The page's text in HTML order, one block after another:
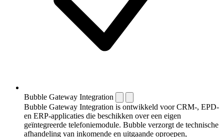
Bubble Gateway Integration
Bubble Gateway Integration is ontwikkeld voor CRM-, EPD-
en ERP-applicaties die beschikken over een eigen
geïntegreerde telefoniemodule. Bubble verzorgt de technische
afhandeling van inkomende en uitgaande oproepen,